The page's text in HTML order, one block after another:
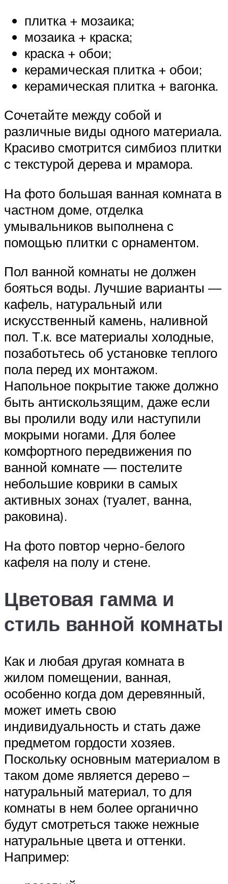
плитка + мозаика;
мозаика + краска;
краска + обои;
керамическая плитка + обои;
керамическая плитка + вагонка.
Сочетайте между собой и
различные виды одного материала.
Красиво смотрится симбиоз плитки
с текстурой дерева и мрамора.
На фото большая ванная комната в
частном доме, отделка
умывальников выполнена с
помощью плитки с орнаментом.
Пол ванной комнаты не должен
бояться воды. Лучшие варианты —
кафель, натуральный или
искусственный камень, наливной
пол. Т.к. все материалы холодные,
позаботьтесь об установке теплого
пола перед их монтажом.
Напольное покрытие также должно
быть антискользящим, даже если
вы пролили воду или наступили
мокрыми ногами. Для более
комфортного передвижения по
ванной комнате — постелите
небольшие коврики в самых
активных зонах (туалет, ванна,
раковина).
На фото повтор черно-белого
кафеля на полу и стене.
Цветовая гамма и
стиль ванной комнаты
Как и любая другая комната в
жилом помещении, ванная,
особенно когда дом деревянный,
может иметь свою
индивидуальность и стать даже
предметом гордости хозяев.
Поскольку основным материалом в
таком доме является дерево –
натуральный материал, то для
комнаты в нем более органично
будут смотреться также нежные
натуральные цвета и оттенки.
Например: